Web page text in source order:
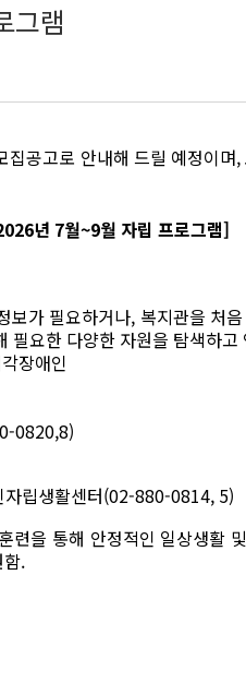
그램
집공고로 안내해 드릴 예정이며,
년 7월~9월 자립 프로그램]
보가 필요하거나, 복지관을 처
필요한 다양한 자원을 탐색하고
장애인
0820,8)
립생활센터(02-880-0814, 5)
련을 통해 안정적인 일상생활
.